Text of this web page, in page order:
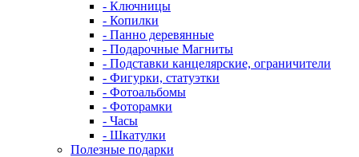
- Ключницы
- Копилки
- Панно деревянные
- Подарочные Магниты
- Подставки канцелярские, ограничители
- Фигурки, статуэтки
- Фотоальбомы
- Фоторамки
- Часы
- Шкатулки
Полезные подарки